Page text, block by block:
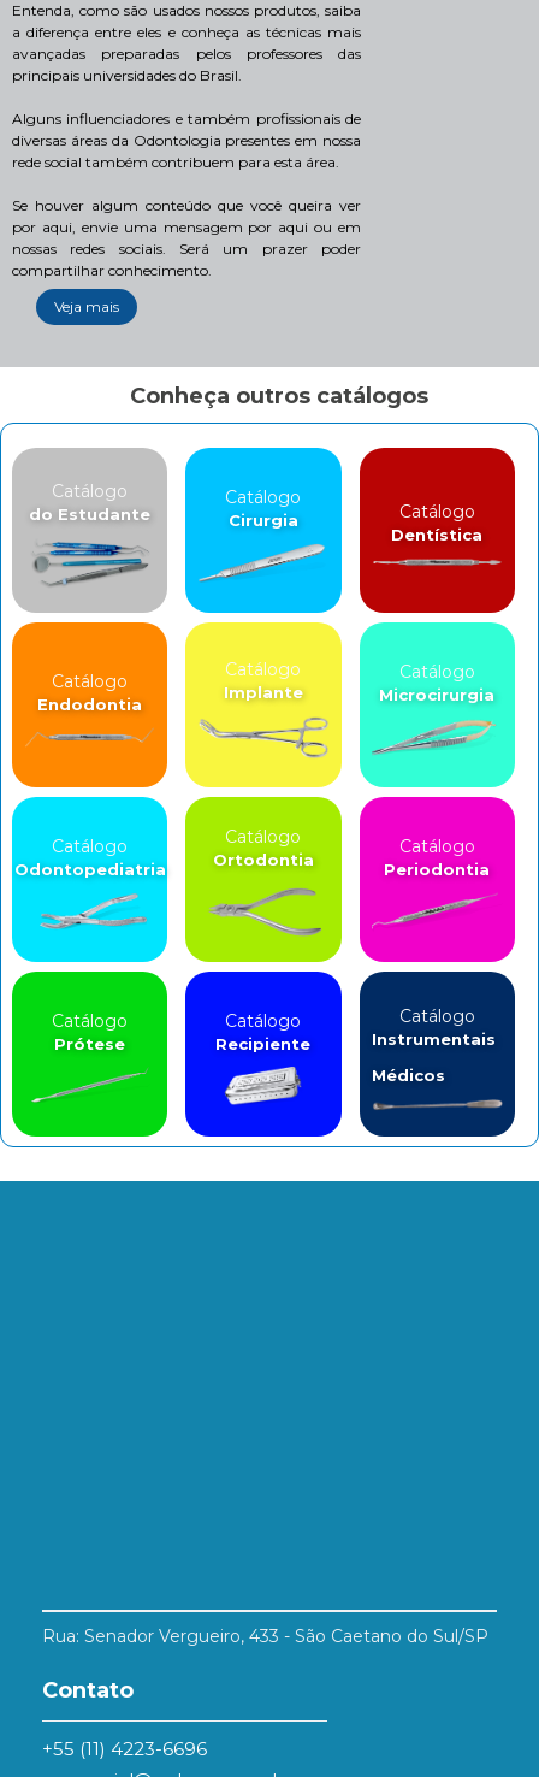
Entenda, como são usados nossos produtos, saiba
a diferença entre eles e conheça as técnicas mais
avançadas preparadas pelos professores das
principais universidades do Brasil.
Alguns influenciadores e também profissionais de
diversas áreas da Odontologia presentes em nossa
rede social também contribuem para esta área.
Se houver algum conteúdo que você queira ver
por aqui, envie uma mensagem por aqui ou em
nossas redes sociais. Será um prazer poder
compartilhar conhecimento.
Veja mais
Conheça outros catálogos
Catálogo
do Estudante
Catálogo
Cirurgia Catálogo
Dentística
Catálogo
Endodontia
Catálogo
Implante
Catálogo
Microcirurgia
Catálogo
Odontopediatria
Catálogo
Ortodontia
Catálogo
Periodontia
Catálogo
Prótese
Catálogo
Recipiente
Catálogo
Instrumentais
Médicos
Rua: Senador Vergueiro, 433 - São Caetano do Sul/SP
Contato
+55 (11) 4223-6696